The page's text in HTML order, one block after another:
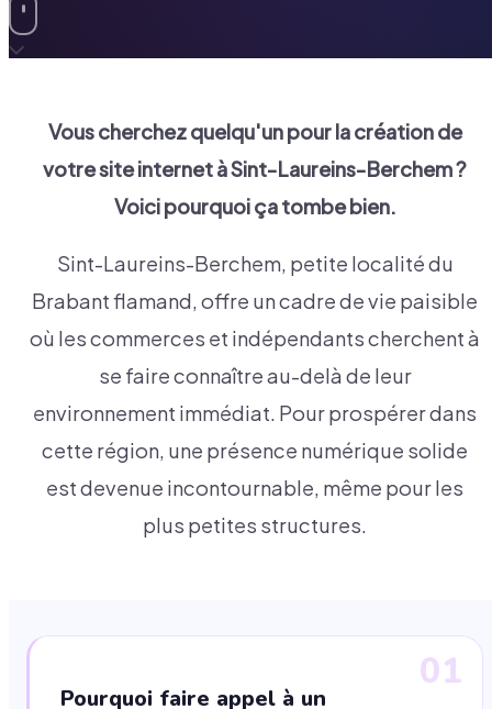
Vous cherchez quelqu'un pour la création de
votre site internet àSint-Laureins-Berchem?
Voici pourquoi ça tombe bien.
Sint-Laureins-Berchem, petite localité du
Brabant flamand, offre un cadre de vie paisible
où les commerces et indépendants cherchent à
se faire connaître au-delà de leur
environnement immédiat. Pour prospérer dans
cette région, une présence numérique solide
est devenue incontournable, même pour les
plus petites structures.
01
Pourquoi faire appel à un